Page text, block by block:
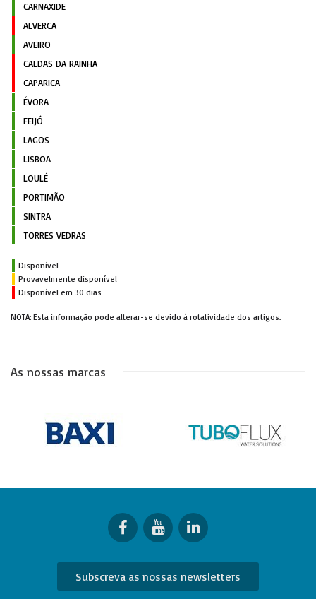
CARNAXIDE
ALVERCA
AVEIRO
CALDAS DA RAINHA
CAPARICA
ÉVORA
FEIJÓ
LAGOS
LISBOA
LOULÉ
PORTIMÃO
SINTRA
TORRES VEDRAS
Disponível
Provavelmente disponível
Disponível em 30 dias
NOTA: Esta informação pode alterar-se devido à rotatividade dos artigos.
As nossas marcas
Subscreva as nossas newsletters